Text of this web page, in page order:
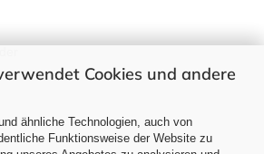
Cookies und andere
ähnliche Technologien, auch von
Funktionsweise der Website zu